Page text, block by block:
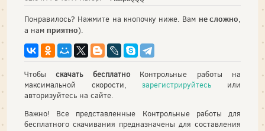
Понравилось? Нажмите на кнопочку ниже. Вам не сложно,
а нам приятно).
Чтобыскачать бесплатноКонтрольные работы на
максимальной скорости,зарегистрируйтесь или
авторизуйтесь на сайте.
Важно! Все представленные Контрольные работы для
бесплатного скачивания предназначены для составления